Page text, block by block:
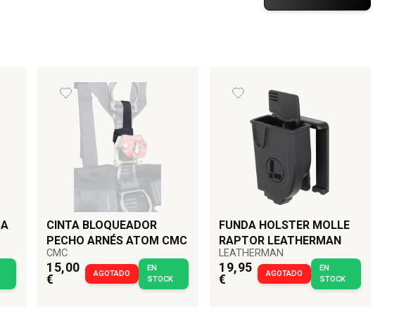
CINTA BLOQUEADOR
PECHO ARNÉS ATOM CMC
CMC
15,00
€
AGOTADO
EN
STOCK
FUNDA HOLSTER MOLLE
RAPTOR LEATHERMAN
LEATHERMAN
19,95
€
AGOTADO
EN
STOCK